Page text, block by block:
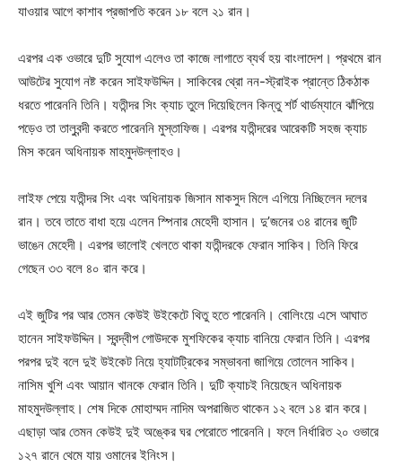
যাওয়ার আগে কাশাব প্রজাপতি করেন ১৮ বলে ২১ রান।
এরপর এক ওভারে দুটি সুযোগ এলেও তা কাজে লাগাতে ব্যর্থ হয় বাংলাদেশ। প্রথমে রান
আউটের সুযোগ নষ্ট করেন সাইফউদ্দিন। সাকিবের থ্রো নন-স্ট্রাইক প্রান্তে ঠিকঠাক
ধরতে পারেননি তিনি। যতীন্দর সিং ক্যাচ তুলে দিয়েছিলেন কিন্তু শর্ট থার্ডম্যানে ঝাঁপিয়ে
পড়েও তা তালুবন্দী করতে পারেননি মুস্তাফিজ। এরপর যতীন্দরের আরেকটি সহজ ক্যাচ
মিস করেন অধিনায়ক মাহমুদউল্লাহও।
লাইফ পেয়ে যতীন্দর সিং এবং অধিনায়ক জিসান মাকসুদ মিলে এগিয়ে নিচ্ছিলেন দলের
রান। তবে তাতে বাধা হয়ে এলেন স্পিনার মেহেদী হাসান। দু‌’জনের ৩৪ রানের জুটি
ভাঙেন মেহেদী। এরপর ভালোই খেলতে থাকা যতীন্দরকে ফেরান সাকিব। তিনি ফিরে
গেছেন ৩৩ বলে ৪০ রান করে।
এই জুটির পর আর তেমন কেউই উইকেটে থিতু হতে পারেননি। বোলিংয়ে এসে আঘাত
হানেন সাইফউদ্দিন। স্বন্দ্বীপ গোউদকে মুশফিকের ক্যাচ বানিয়ে ফেরান তিনি। এরপর
পরপর দুই বলে দুই উইকেট নিয়ে হ্যাটট্রিকের সম্ভাবনা জাগিয়ে তোলেন সাকিব।
নাসিম খুশি এবং আয়ান খানকে ফেরান তিনি। দুটি ক্যাচই নিয়েছেন অধিনায়ক
মাহমুদউল্লাহ। শেষ দিকে মোহাম্মদ নাদিম অপরাজিত থাকেন ১২ বলে ১৪ রান করে।
এছাড়া আর তেমন কেউই দুই অঙ্কের ঘর পেরোতে পারেননি। ফলে নির্ধারিত ২০ ওভারে
১২৭ রানে থেমে যায় ওমানের ইনিংস।